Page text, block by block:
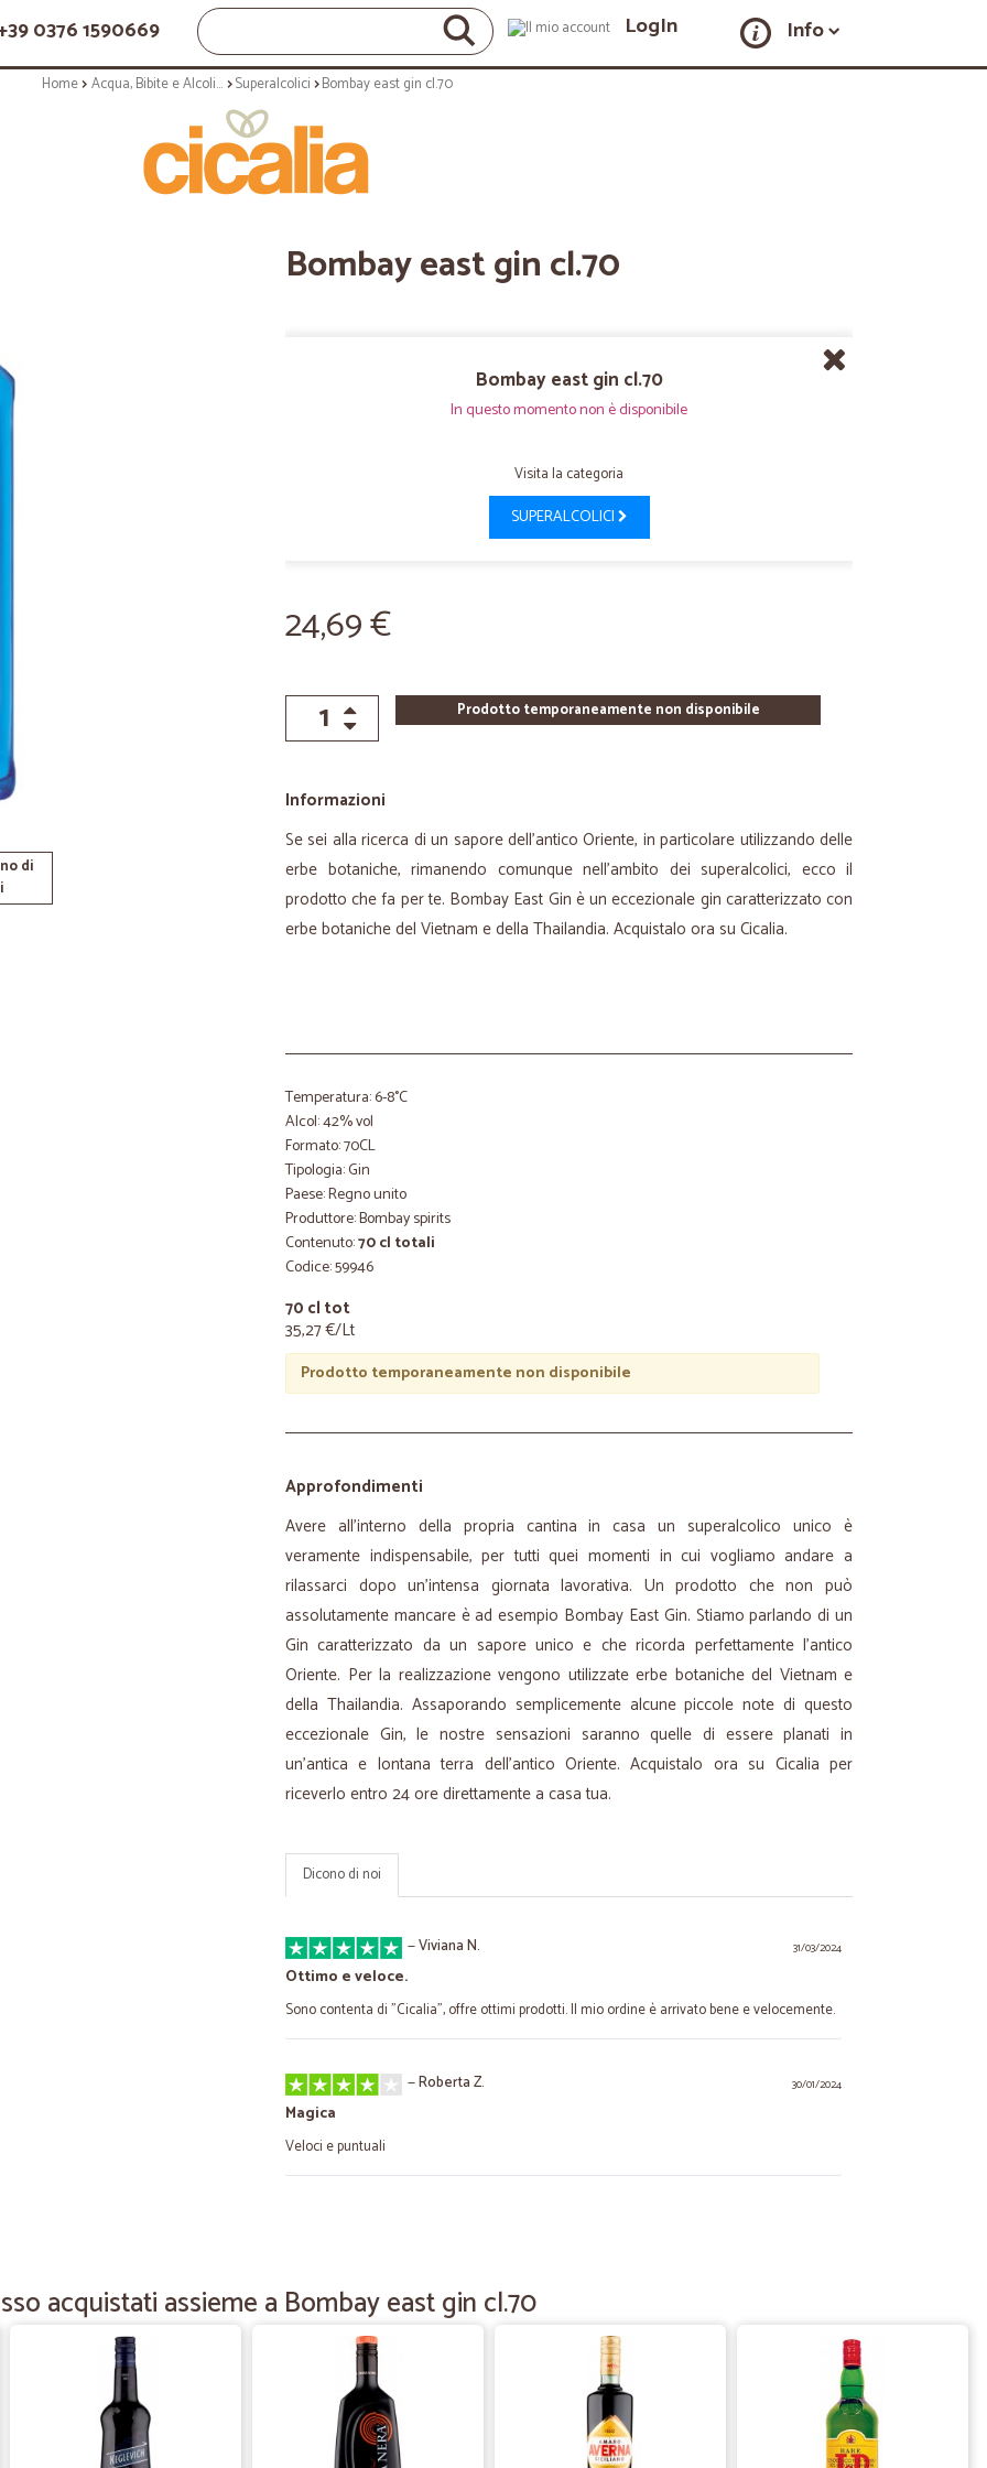
0376 1590669 LogIn Info
Home Acqua, Bibite e Alcolici Superalcolici Bombay east gin cl.70
di
Bombay east gin cl.70
Bombay east gin cl.70
In questo momento non è disponibile
Visita la categoria
SUPERALCOLICI
24,69 €
Prodotto temporaneamente non disponibile
Informazioni
Se sei alla ricerca di un sapore dell'antico Oriente, in particolare utilizzando delle
erbe botaniche, rimanendo comunque nell'ambito dei superalcolici, ecco il
prodotto che fa per te. Bombay East Gin è un eccezionale gin caratterizzato con
erbe botaniche del Vietnam e della Thailandia. Acquistalo ora su Cicalia.
Temperatura: 6-8°C
Alcol: 42% vol
Formato: 70CL
Tipologia: Gin
Paese: Regno unito
Produttore: Bombay spirits
Contenuto:70 cl totali
Codice: 59946
70 cl tot
35,27 €/Lt
Prodotto temporaneamente non disponibile
Approfondimenti
Avere all'interno della propria cantina in casa un superalcolico unico è
veramente indispensabile, per tutti quei momenti in cui vogliamo andare a
rilassarci dopo un'intensa giornata lavorativa. Un prodotto che non può
assolutamente mancare è ad esempio Bombay East Gin. Stiamo parlando di un
Gin caratterizzato da un sapore unico e che ricorda perfettamente l'antico
Oriente. Per la realizzazione vengono utilizzate erbe botaniche del Vietnam e
della Thailandia. Assaporando semplicemente alcune piccole note di questo
eccezionale Gin, le nostre sensazioni saranno quelle di essere planati in
un'antica e lontana terra dell'antico Oriente. Acquistalo ora su Cicalia per
riceverlo entro 24 ore direttamente a casa tua.
Dicono di noi
31/03/2024
—Viviana N.
Ottimo e veloce.
Sono contenta di "Cicalia", offre ottimi prodotti. Il mio ordine è arrivato bene e velocemente.
30/01/2024
—Roberta Z.
Magica
Veloci e puntuali
molto rapidi.
03/03/2023
Tutto perfetto
Tutto perfetto
acquistati assieme a Bombay east gin cl.70